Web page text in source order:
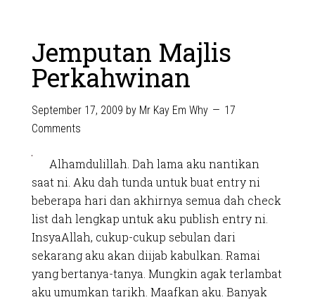
Jemputan Majlis
Perkahwinan
September 17, 2009 by Mr Kay Em Why
17
Comments
Alhamdulillah. Dah lama aku nantikan
saat ni. Aku dah tunda untuk buat entry ni
beberapa hari dan akhirnya semua dah check
list dah lengkap untuk aku publish entry ni.
InsyaAllah, cukup-cukup sebulan dari
sekarang aku akan diijab kabulkan. Ramai
yang bertanya-tanya. Mungkin agak terlambat
aku umumkan tarikh. Maafkan aku. Banyak